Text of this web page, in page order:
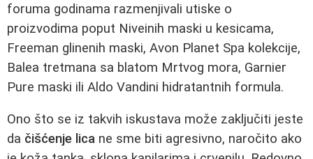
foruma godinama razmenjivali utiske o
proizvodima poput Niveinih maski u kesicama,
Freeman glinenih maski, Avon Planet Spa kolekcije,
Balea tretmana sa blatom Mrtvog mora, Garnier
Pure maski ili Aldo Vandini hidratantnih formula.
Ono što se iz takvih iskustava može zaključiti jeste
da čišćenje lica ne sme biti agresivno, naročito ako